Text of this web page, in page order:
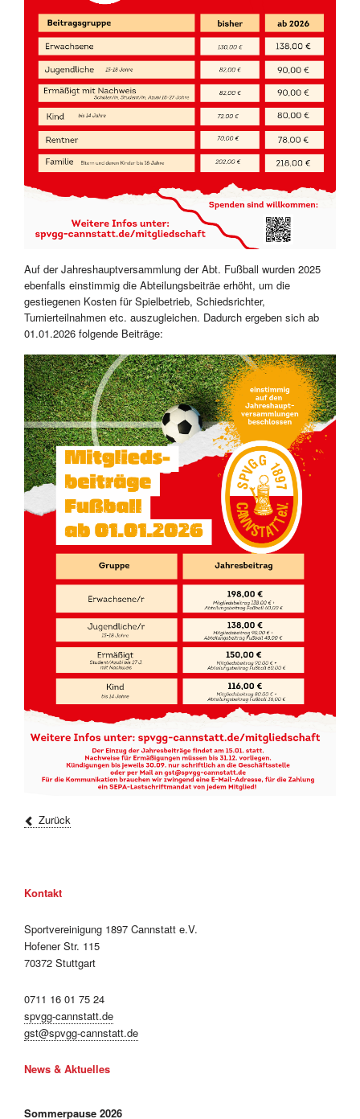
Auf der Jahreshauptversammlung der Abt. Fußball wurden 2025
ebenfalls einstimmig die Abteilungsbeiträe erhöht, um die
gestiegenen Kosten für Spielbetrieb, Schiedsrichter,
Turnierteilnahmen etc. auszugleichen. Dadurch ergeben sich ab
01.01.2026 folgende Beiträge:
Zurück
Kontakt
Sportvereinigung 1897 Cannstatt e.V.
Hofener Str. 115
70372 Stuttgart
0711 16 01 75 24
spvgg-cannstatt.de
gst@spvgg-cannstatt.de
News & Aktuelles
Sommerpause 2026